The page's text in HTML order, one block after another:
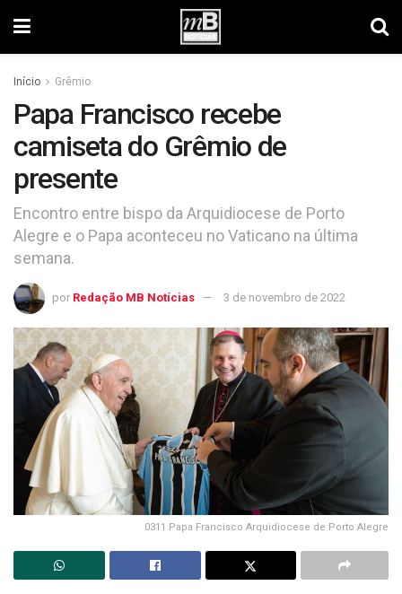
Início Grêmio
Papa Francisco recebe
camiseta do Grêmio de
presente
Encontro entre bispo da Arquidiocese de Porto
Alegre e o Papa aconteceu no Vaticano na última
semana.
por Redação MB Notícias 3 de novembro de 2022
0311 Papa Francisco Arquidiocese de Porto Alegre